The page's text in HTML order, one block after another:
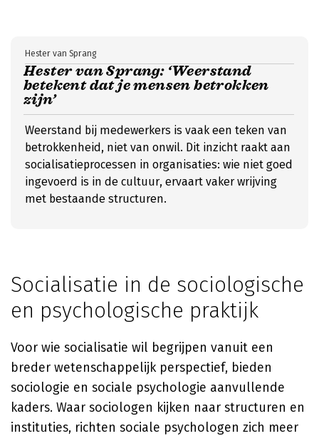
Hester van Sprang: ‘Weerstand
betekent dat je mensen betrokken
zijn’
Hester van Sprang
Weerstand bij medewerkers is vaak een teken van
betrokkenheid, niet van onwil. Dit inzicht raakt aan
socialisatieprocessen in organisaties: wie niet goed
ingevoerd is in de cultuur, ervaart vaker wrijving
met bestaande structuren.
Socialisatie in de sociologische
en psychologische praktijk
Voor wie socialisatie wil begrijpen vanuit een
breder wetenschappelijk perspectief, bieden
sociologie en sociale psychologie aanvullende
kaders. Waar sociologen kijken naar structuren en
instituties, richten sociale psychologen zich meer